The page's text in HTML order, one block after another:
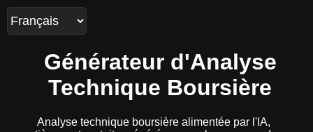
Générateur d'Analyse
Technique Boursière
Analyse technique boursière alimentée par l'IA,